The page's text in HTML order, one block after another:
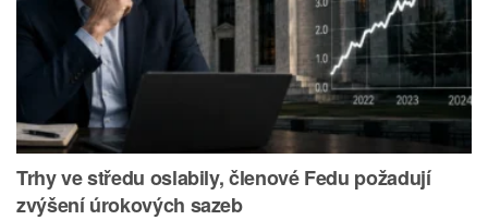
Trhy ve středu oslabily, členové Fedu požadují
zvýšení úrokových sazeb